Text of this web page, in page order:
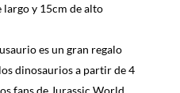
largo y 15cm de alto
es un gran regalo
dinosaurios a partir de 4
fans de Jurassic World.